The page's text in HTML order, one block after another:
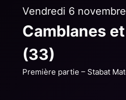
Vendredi 6
Camblanes
(33)
Première partie – Stabat